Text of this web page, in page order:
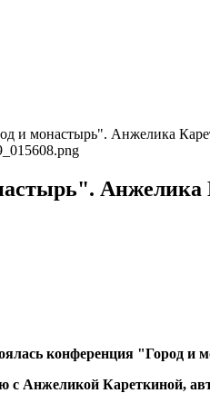
и монастырь". Анжелика
Анжелика
конференция "Город и
Анжеликой Кареткиной,